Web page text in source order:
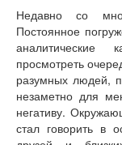
Недавно со
Постоянное
аналитические
просмотреть
разумных людей,
незаметно для
негативу.
стал говорить в